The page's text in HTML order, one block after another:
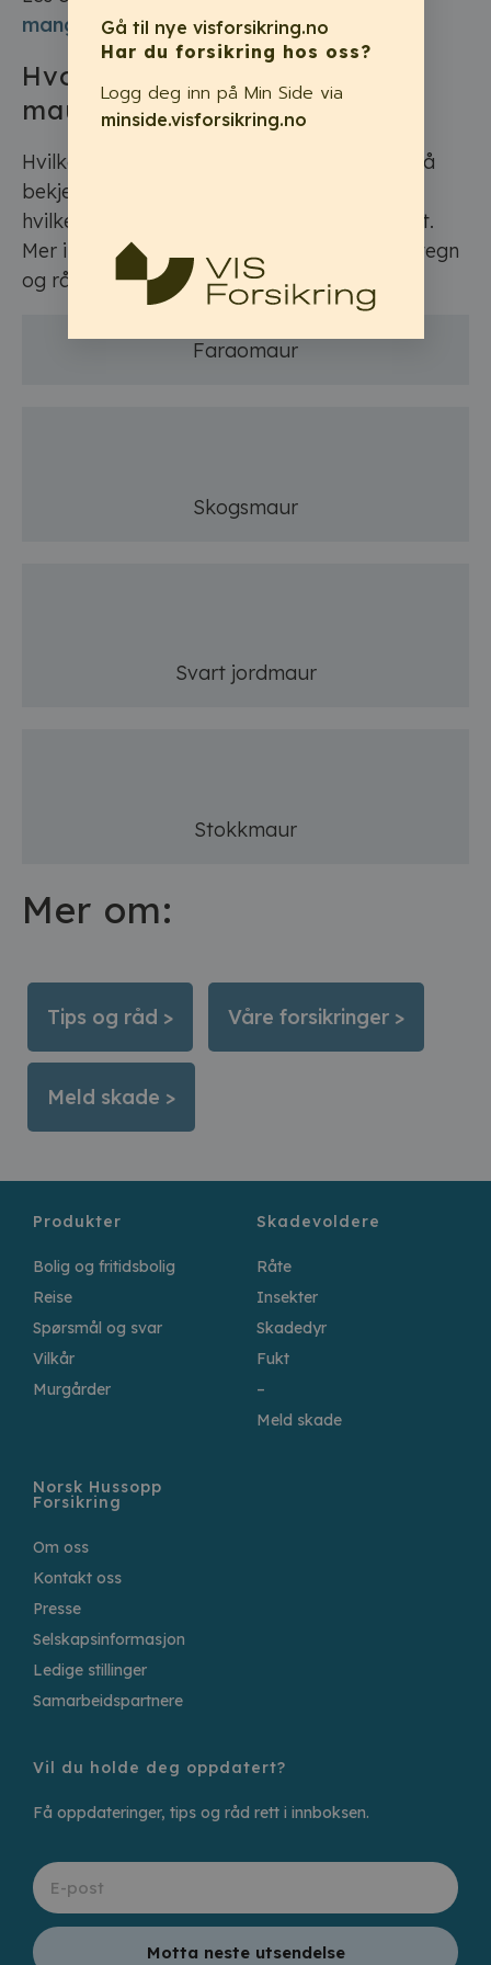
mange tror
Hvordan bekjempe og fjerne
maur
Hvilken strategi og metode en benytter for å
bekjempe mauren varierer blant annet av
hvilken type maur det er og skadeomfanget.
Mer informasjon om de ulike artene, kjennetegn
og råd for bekjempelse:
Faraomaur
Skogsmaur
Svart jordmaur
Stokkmaur
Mer om:
Tips og råd > Våre forsikringer >
Meld skade >
Produkter
Bolig og fritidsbolig
Reise
Spørsmål og svar
Vilkår
Murgårder
Skadevoldere
Råte
Insekter
Skadedyr
Fukt
–
Meld skade
Norsk Hussopp
Forsikring
Om oss
Kontakt oss
Presse
Selskapsinformasjon
Ledige stillinger
Samarbeidspartnere
Vil du holde deg oppdatert?
Få oppdateringer, tips og råd rett i innboksen.
Motta neste utsendelse
Gå til nye visforsikring.no
Har du forsikring hos oss?
Logg deg inn på Min Side via
minside.visforsikring.no